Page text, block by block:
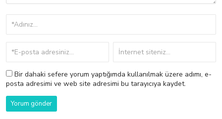
Bir dahaki sefere yorum yaptığımda kullanılmak üzere adımı, e-
posta adresimi ve web site adresimi bu tarayıcıya kaydet.